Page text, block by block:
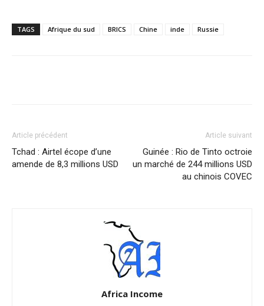
TAGS Afrique du sud BRICS Chine inde Russie
Article précédent
Tchad : Airtel écope d’une
amende de 8,3 millions USD
Article suivant
Guinée : Rio de Tinto octroie
un marché de 244 millions USD
au chinois COVEC
Africa Income